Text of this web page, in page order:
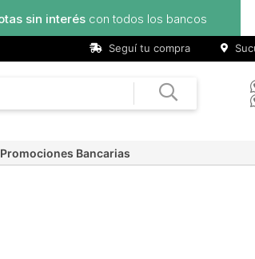
Seguí tu compra
Promociones Bancarias